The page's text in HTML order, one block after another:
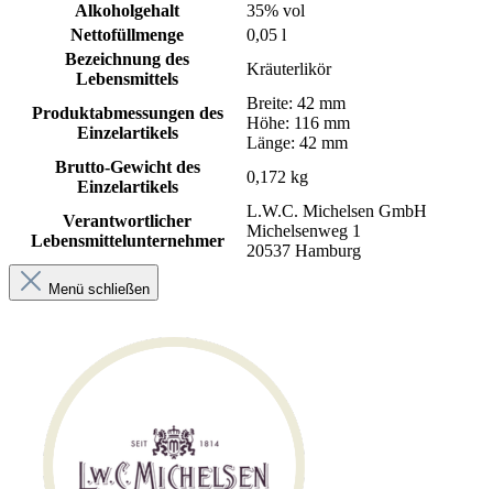
Alkoholgehalt
35% vol
Nettofüllmenge
0,05 l
Bezeichnung des
Lebensmittels
Kräuterlikör
Produktabmessungen des
Einzelartikels
Breite: 42 mm
Höhe: 116 mm
Länge: 42 mm
Brutto-Gewicht des
Einzelartikels
0,172 kg
Verantwortlicher
Lebensmittelunternehmer
L.W.C. Michelsen GmbH
Michelsenweg 1
20537 Hamburg
Menü schließen